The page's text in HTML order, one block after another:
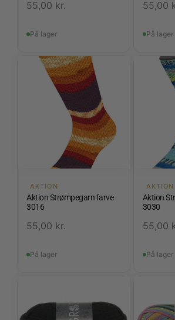
55,00 kr.
På lager
55,00
På lager
AKTION
Aktion Strømpegarn farve
3016
55,00 kr.
På lager
AKTION
Aktion
3030
55,00
På lager